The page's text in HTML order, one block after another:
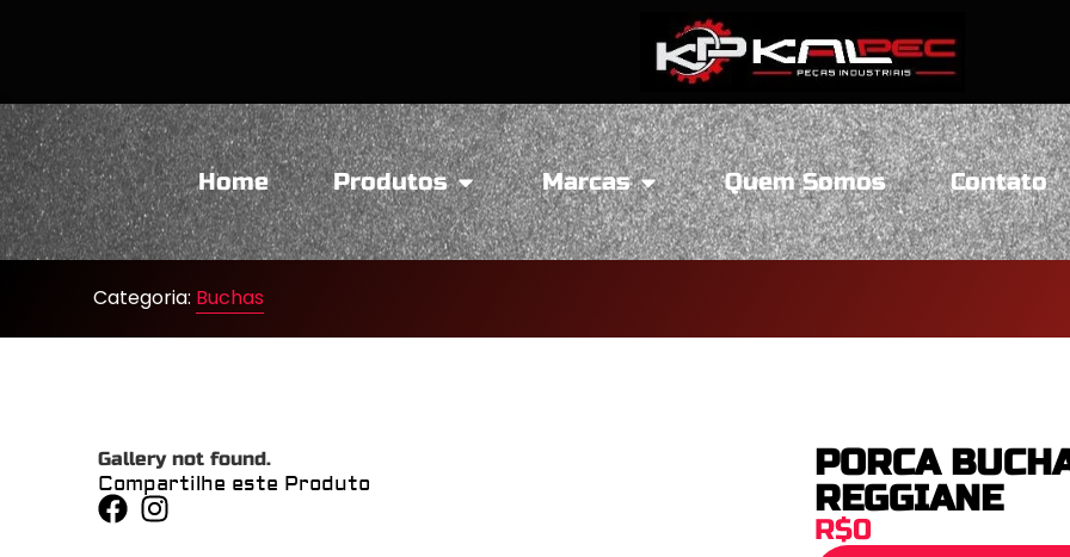
Home Produtos Marcas Quem Somos Contato
Categoria: Buchas
Gallery not found.
Compartilhe este Produto
PORCA
REGGIANE
R$0